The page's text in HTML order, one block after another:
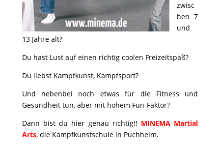
zwisc
hen 7
und
13 Jahre alt?
Du hast Lust auf einen richtig coolen Freizeitspaß?
Du liebst Kampfkunst, Kampfsport?
Und nebenbei noch etwas für die Fitness und
Gesundheit tun, aber mit hohem Fun-Faktor?
Dann bist du hier genau richtig!! MINEMA Martial
Arts, die Kampfkunstschule in Puchheim.